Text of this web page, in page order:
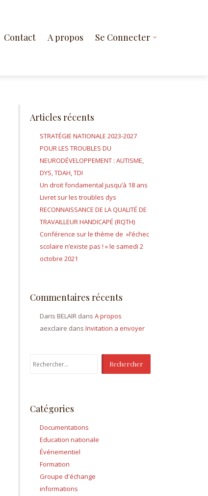
Contact A propos Se Connecter
Articles récents
STRATÉGIE NATIONALE 2023-2027
POUR LES TROUBLES DU
NEURODÉVELOPPEMENT : AUTISME,
DYS, TDAH, TDI
Un droit fondamental jusqu’à 18 ans
Livret sur les troubles dys
RECONNAISSANCE DE LA QUALITÉ DE
TRAVAILLEUR HANDICAPÉ (RQTH)
Conférence sur le thème de »l’échec
scolaire n’existe pas ! » le samedi 2
octobre 2021
Commentaires récents
Daris BELAIR dans A propos
aexclaire dans Invitation a envoyer
Rechercher :
Catégories
Documentations
Education nationale
Événementiel
Formation
Groupe d'échange
informations